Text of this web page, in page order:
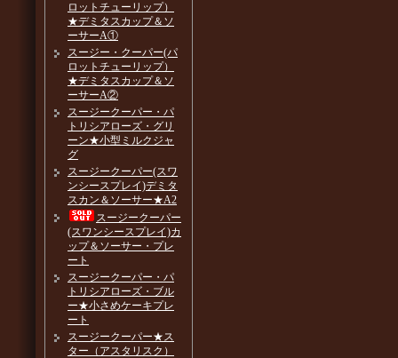
ロットチューリップ）
★デミタスカップ＆ソ
ーサーA①
スージー・クーパー(パ
ロットチューリップ）
★デミタスカップ＆ソ
ーサーA②
スージークーパー・パ
トリシアローズ・グリ
ーン★小型ミルクジャ
グ
スージークーパー(スワ
ンシースプレイ)デミタ
スカン＆ソーサー★A2
スージークーパー
(スワンシースプレイ)カ
ップ＆ソーサー・プレ
ート
スージークーパー・パ
トリシアローズ・ブル
ー★小さめケーキプレ
ート
スージークーパー★ス
ター（アスタリスク）